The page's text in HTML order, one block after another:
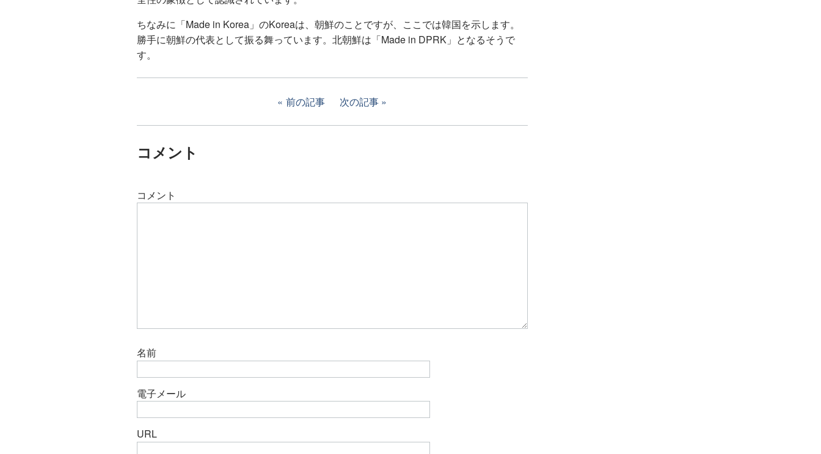
ちなみに「Made in Korea」のKoreaは、朝鮮のことですが、ここでは韓国を示します。
勝手に朝鮮の代表として振る舞っています。北朝鮮は「Made in DPRK」となるそうで
す。
前の記事 次の記事
コメント
コメント
名前
電子メール
URL